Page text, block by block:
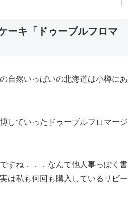
ーキ「ドゥーブルフロマ
自然いっぱいの北海道は小樽にあ
していったドゥーブルフロマージ
すね．．．なんて他人事っぽく書
は私も何回も購入しているリピー